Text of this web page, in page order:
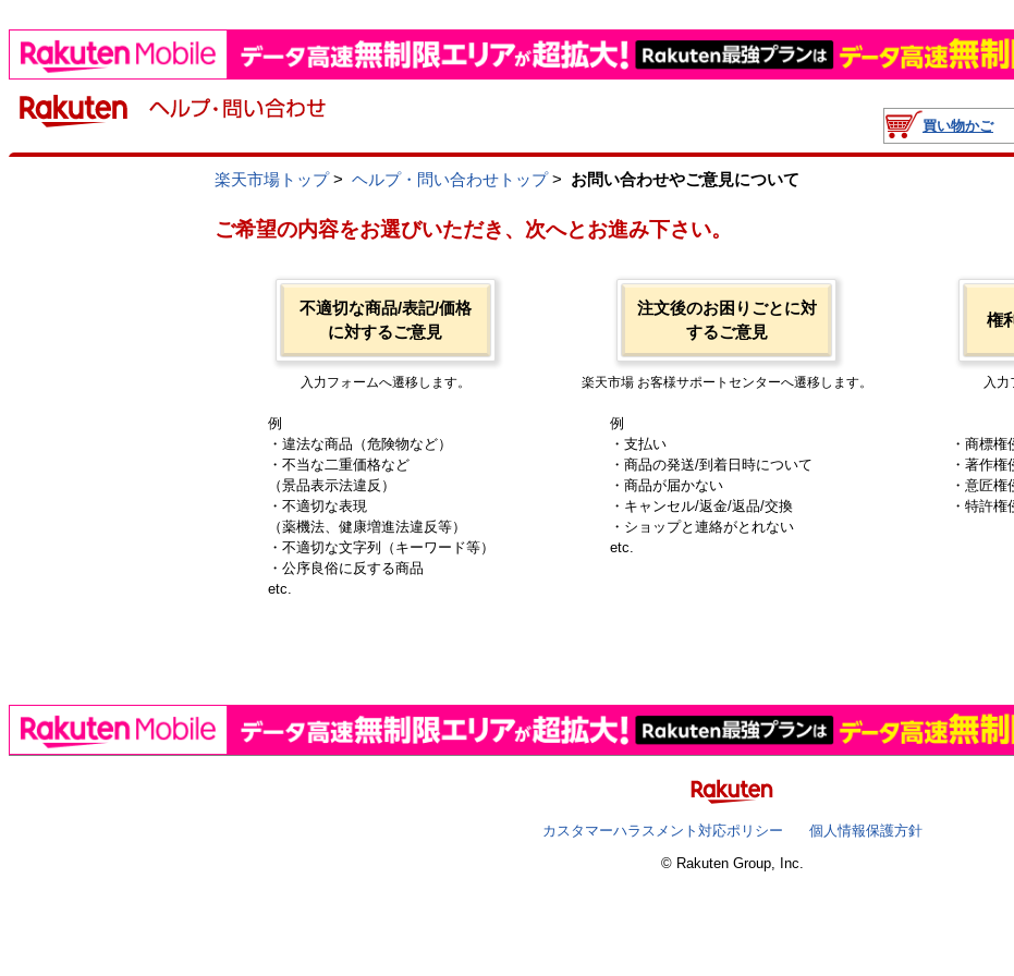
買い物かご
楽天市場トップ> ヘルプ・問い合わせトップ> お問い合わせやご意見について
ご希望の内容をお選びいただき、次へとお進み下さい。
不適切な商品/表記/価格
に対するご意見
入力フォームへ遷移します。
例
・違法な商品（危険物など）
・不当な二重価格など
（景品表示法違反）
・不適切な表現
（薬機法、健康増進法違反等）
・不適切な文字列（キーワード等）
・公序良俗に反する商品
etc.
注文後のお困りごとに対
するご意見
楽天市場 お客様サポートセンターへ遷移します。
例
・支払い
・商品の発送/到着日時について
・商品が届かない
・キャンセル/返金/返品/交換
・ショップと連絡がとれない
etc.
権
入力
・商標権
・著作権
・意匠権
・特許権
カスタマーハラスメント対応ポリシー
個人情報保護方針
© Rakuten Group, Inc.